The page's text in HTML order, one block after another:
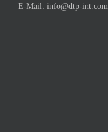
E-Mail: info@dtp-int.com